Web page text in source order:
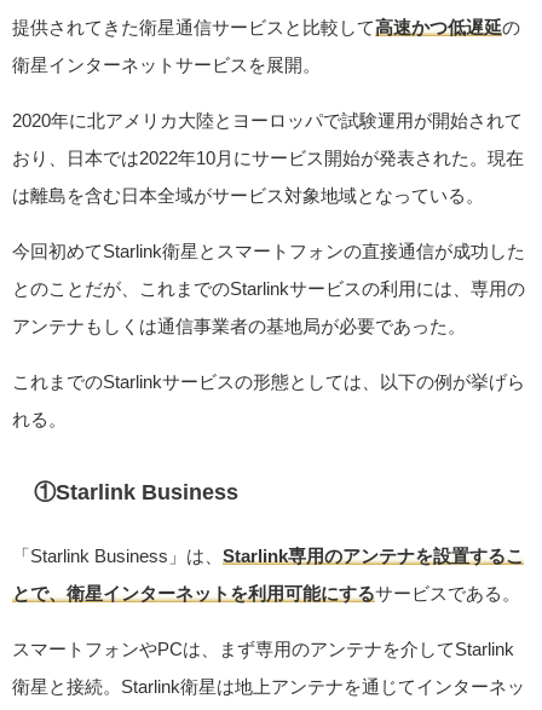
提供されてきた衛星通信サービスと比較して高速かつ低遅延の
衛星インターネットサービスを展開。
2020年に北アメリカ大陸とヨーロッパで試験運用が開始されて
おり、日本では2022年10月にサービス開始が発表された。現在
は離島を含む日本全域がサービス対象地域となっている。
今回初めてStarlink衛星とスマートフォンの直接通信が成功した
とのことだが、これまでのStarlinkサービスの利用には、専用の
アンテナもしくは通信事業者の基地局が必要であった。
これまでのStarlinkサービスの形態としては、以下の例が挙げら
れる。
①Starlink Business
「Starlink Business」は、 Starlink専用のアンテナを設置するこ
とで、衛星インターネットを利用可能にするサービスである。
スマートフォンやPCは、まず専用のアンテナを介してStarlink
衛星と接続。Starlink衛星は地上アンテナを通じてインターネッ